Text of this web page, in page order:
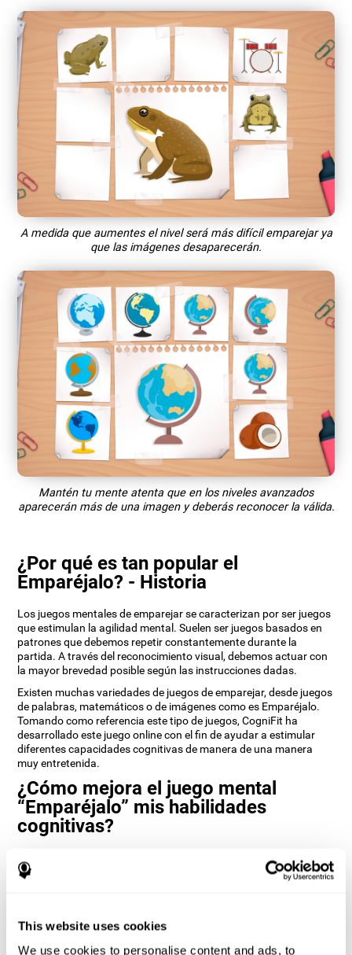
This website uses cookies
We use cookies to personalise content and ads, to
A medida que aumentes el nivel será más difícil emparejar ya
que las imágenes desaparecerán.
Mantén tu mente atenta que en los niveles avanzados
aparecerán más de una imagen y deberás reconocer la válida.
¿Por qué es tan popular el
Emparéjalo? - Historia
Los juegos mentales de emparejar se caracterizan por ser juegos
que estimulan la agilidad mental. Suelen ser juegos basados en
patrones que debemos repetir constantemente durante la
partida. A través del reconocimiento visual, debemos actuar con
la mayor brevedad posible según las instrucciones dadas.
Existen muchas variedades de juegos de emparejar, desde juegos
de palabras, matemáticos o de imágenes como es Emparéjalo.
Tomando como referencia este tipo de juegos, CogniFit ha
desarrollado este juego online con el fin de ayudar a estimular
diferentes capacidades cognitivas de manera de una manera
muy entretenida.
¿Cómo mejora el juego mental
“Emparéjalo” mis habilidades
cognitivas?
Entretenerse con juegos como Emparéjalo de CogniFit estimula
un patrón de activación neural específico. Repetir y entrenar de
visual. Estimular de manera consistente estas habilidades, puede